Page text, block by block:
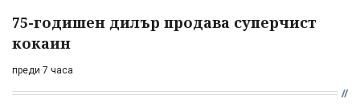
75-годишен дилър продава суперчист
кокаин
преди 7 часа